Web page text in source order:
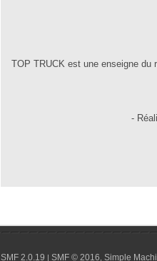
TOP TRUCK est une enseigne du
-
SMF 2.0.19 | SMF © 2016 Simple